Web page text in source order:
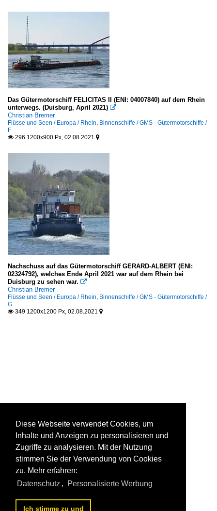
Das Gütermotorschiff FELICITAS II (ENI: 04007840) auf dem Rhein
unterwegs. (Duisburg, April 2021) 
Christian Bremer
Flüsse und Seen / Europa / Rhein, Binnenschiffe / GMS - Gütermotorschiffe /
F
 296 1200x900 Px, 02.08.2021 
Nachschuss auf das Gütermotorschiff GERARD-ALBERT (ENI:
02324792), welches Ende April 2021 war auf dem Rhein bei
Duisburg zu sehen war. 
Christian Bremer
Flüsse und Seen / Europa / Rhein, Binnenschiffe / GMS - Gütermotorschiffe /
G
 349 1200x1200 Px, 02.08.2021 
Diese Webseite verwendet Cookies, um
Inhalte und Anzeigen zu personalisieren und
Zugriffe zu analysieren. Mit der Nutzung
stimmen Sie der Verwendung von Cookies
zu. Mehr erfahren:
Datenschutz , Personalisierte Werbung
Ich stimme zu und